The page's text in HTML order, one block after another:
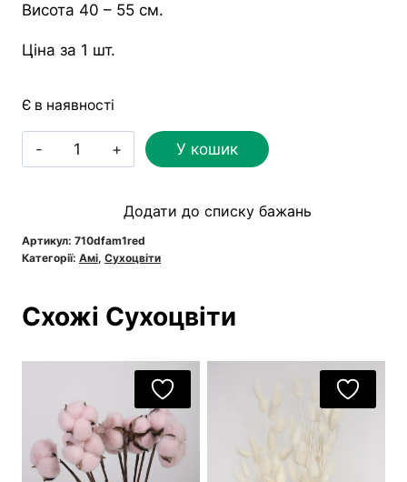
Висота 40 – 55 см.
Ціна за 1 шт.
Є в наявності
Амі
велика
кількість
У кошик
Додати до списку бажань
Артикул: 710dfam1red
Категорії: Амі, Сухоцвіти
Схожі Сухоцвіти